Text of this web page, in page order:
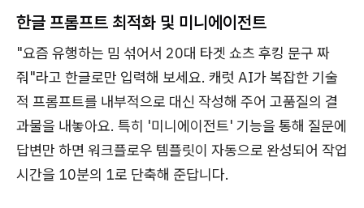
한글 프롬프트 최적화 및 미니에이전트
"요즘 유행하는 밈 섞어서 20대 타겟 쇼츠 후킹 문구 짜
줘"라고 한글로만 입력해 보세요. 캐럿 AI가 복잡한 기술
적 프롬프트를 내부적으로 대신 작성해 주어 고품질의 결
과물을 내놓아요. 특히 '미니에이전트' 기능을 통해 질문에
답변만 하면 워크플로우 템플릿이 자동으로 완성되어 작업
시간을 10분의 1로 단축해 준답니다.